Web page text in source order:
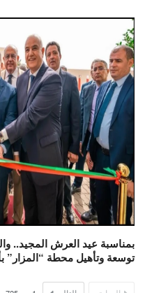
بمناسبة عيد العرش
توسعة وتأهيل محطة “المزار”